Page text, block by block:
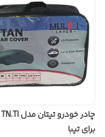
برای تیبا